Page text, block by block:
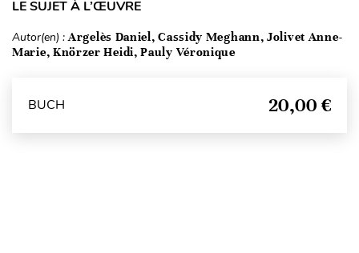
LE SUJET À L’ŒUVRE
Autor(en) :Argelès Daniel, Cassidy Meghann, Jolivet Anne-
Marie, Knörzer Heidi, Pauly Véronique
BUCH 20,00 €